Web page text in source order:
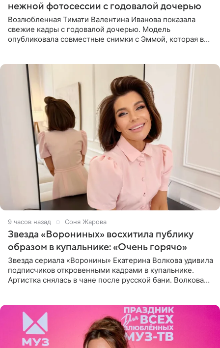
нежной фотосессии с годовалой дочерью
Возлюбленная Тимати Валентина Иванова показала
свежие кадры с годовалой дочерью. Модель
опубликовала совместные снимки с Эммой, которая в
9 часов назад Соня Жарова
Звезда «Ворониных» восхитила публику
образом в купальнике: «Очень горячо»
Звезда сериала «Воронины» Екатерина Волкова удивила
подписчиков откровенными кадрами в купальнике.
Артистка снялась в чане после русской бани. Волкова